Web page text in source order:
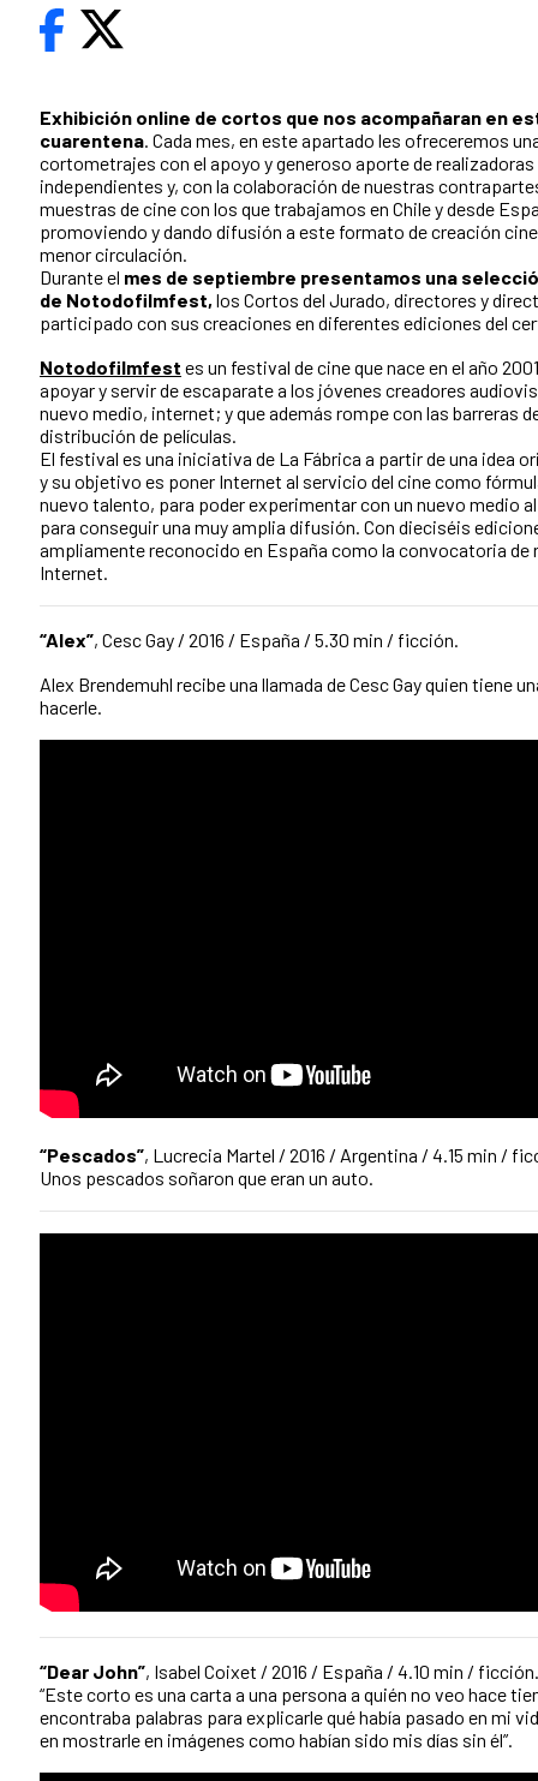
Exhibición online de cortos que nos acompañaran en
cuarentena . Cada mes, en este apartado les ofreceremos
cortometrajes con el apoyo y generoso aporte de
independientes y, con la colaboración de nuestras
muestras de cine con los que trabajamos en Chile y desde
promoviendo y dando difusión a este formato de creación
menor circulación.
Durante el mes de septiembre presentamos una
de Notodofilmfest, los Cortos del Jurado, directores y
participado con sus creaciones en diferentes ediciones del
Notodofilmfest es un festival de cine que nace en el año
apoyar y servir de escaparate a los jóvenes creadores
nuevo medio, internet; y que además rompe con las barreras
distribución de películas.
El festival es una iniciativa de La Fábrica a partir de una idea
y su objetivo es poner Internet al servicio del cine como
nuevo talento, para poder experimentar con un nuevo medio
para conseguir una muy amplia difusión. Con dieciséis
ampliamente reconocido en España como la convocatoria de
Internet.
“Alex”, Cesc Gay / 2016 / España / 5.30 min / ficción.
Alex Brendemuhl recibe una llamada de Cesc Gay quien tiene
hacerle.
“Pescados”, Lucrecia Martel / 2016 / Argentina / 4.15 min /
Unos pescados soñaron que eran un auto.
“Dear John”, Isabel Coixet / 2016 / España / 4.10 min / ficción.
“Este corto es una carta a una persona a quién no veo hace
encontraba palabras para explicarle qué había pasado en mi
en mostrarle en imágenes como habían sido mis días sin él”.